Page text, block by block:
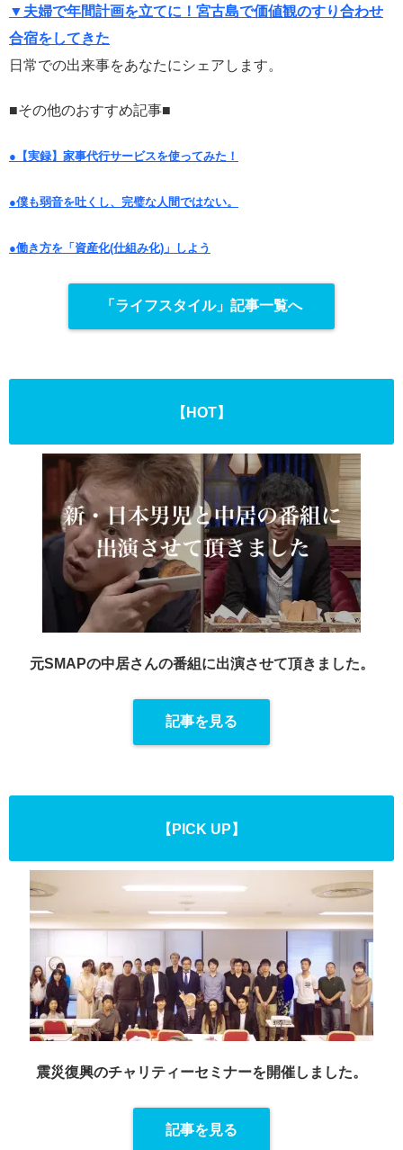
▼夫婦で年間計画を立てに！宮古島で価値観のすり合わせ
合宿をしてきた
日常での出来事をあなたにシェアします。
■その他のおすすめ記事■
●【実録】家事代行サービスを使ってみた！
●僕も弱音を吐くし、完璧な人間ではない。
●働き方を「資産化(仕組み化)」しよう
「ライフスタイル」記事一覧へ
【HOT】
元SMAPの中居さんの番組に出演させて頂きました。
記事を見る
【PICK UP】
震災復興のチャリティーセミナーを開催しました。
記事を見る